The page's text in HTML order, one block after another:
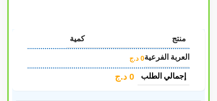
منتج
كمية
العربة الفرعية0 د.ج
إجمالي الطلب 0 د.ج